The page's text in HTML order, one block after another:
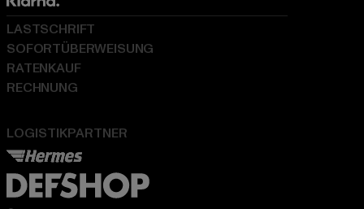
LOGISTIKPARTNER
LASTSCHRIFT
SOFORTÜBERWEISUNG
RATENKAUF
RECHNUNG